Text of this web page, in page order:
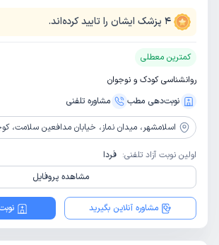
4 پزشک ایشان را تایید کرده‌اند.
کمترین معطلی
روانشناسی کودک و نوجوان
نوبت‌دهی مطب
مشاوره‌ تلفنی
اسلامشهر، میدان نماز، خیابان مدافعین سلامت، کوچه تعاون 3، جنب عمارت مجد، مرکز خدمات
اولین نوبت آزاد تلفنی: فردا
مشاهده پروفایل
مشاوره آنلاین بگیرید